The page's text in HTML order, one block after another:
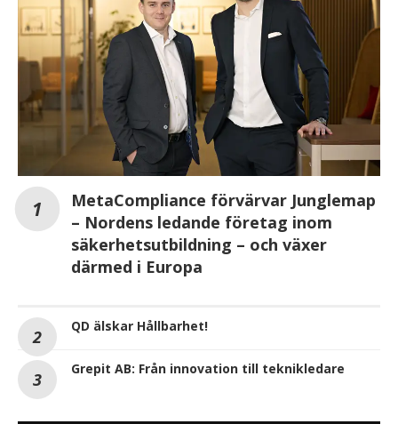
MetaCompliance förvärvar Junglemap
– Nordens ledande företag inom
säkerhetsutbildning – och växer
därmed i Europa
QD älskar Hållbarhet!
Grepit AB: Från innovation till teknikledare